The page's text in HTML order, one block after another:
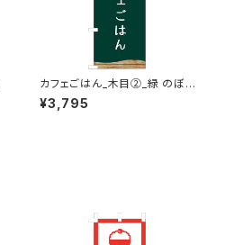
カフェごはん_木目②_緑 のぼり
旗
¥3,795